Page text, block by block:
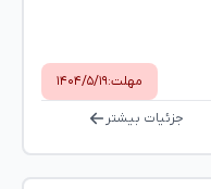
مهلت:۱۴۰۴/۵/۱۹
جزئیات بیشتر